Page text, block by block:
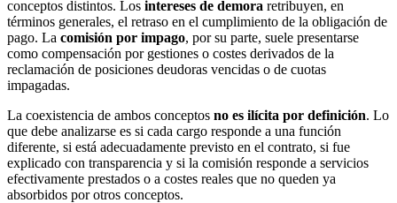
conceptos distintos. Los intereses de demora retribuyen, en
términos generales, el retraso en el cumplimiento de la obligación de
pago. La comisión por impago, por su parte, suele presentarse
como compensación por gestiones o costes derivados de la
reclamación de posiciones deudoras vencidas o de cuotas
impagadas.
La coexistencia de ambos conceptos no es ilícita por definición. Lo
que debe analizarse es si cada cargo responde a una función
diferente, si está adecuadamente previsto en el contrato, si fue
explicado con transparencia y si la comisión responde a servicios
efectivamente prestados o a costes reales que no queden ya
absorbidos por otros conceptos.